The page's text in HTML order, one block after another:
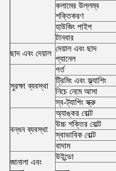
কলামের উল্লম্ব
শক্তিকরণ
হাউজিং পাইপ
টানবার
ছাদ এবং দেয়াল দেয়াল এবং ছাদ
প্যানেল
সুরক্ষা ব্যবস্থা
গর্ত
ট্রিমিং এবং ফ্ল্যাশিং
নিচে নেমে আসা
স্ব-ট্যাপিং স্ক্রু
বন্ধন ব্যবস্থা
অ্যাঙ্কর বোল্ট
উচ্চ শক্তির বোল্ট
স্বাভাবিক বোল্ট
বাদাম
জানালা এবং
উইন্ডো